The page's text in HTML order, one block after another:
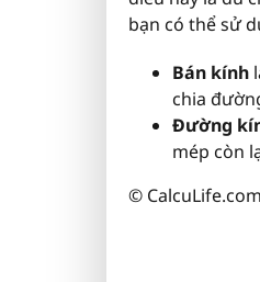
bạn có thể sử
Bán kính
chia
Đường
mép còn
© CalcuLife.com